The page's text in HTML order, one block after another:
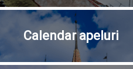
Calendarapeluri